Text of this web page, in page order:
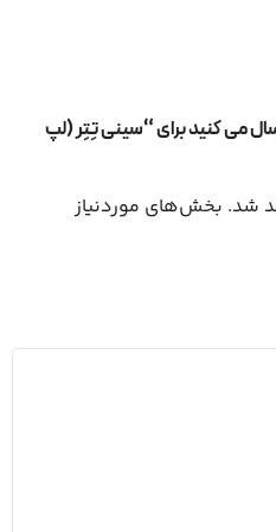
می کنید برای “سینی تِتِر (لپ
شد. بخش‌های موردنیاز